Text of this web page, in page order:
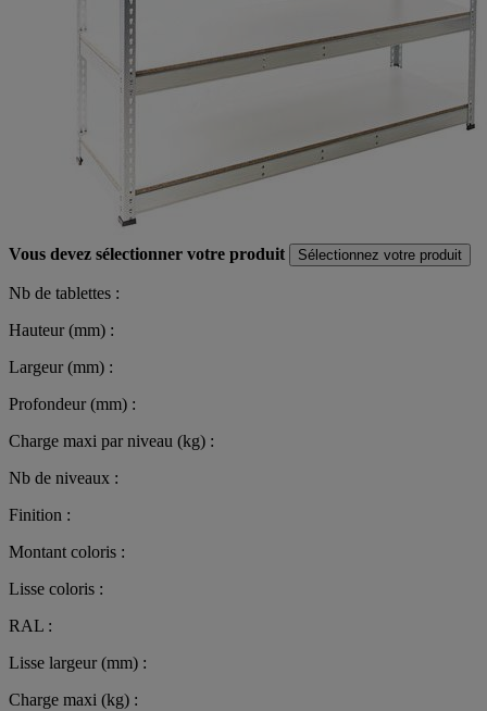
Vous devez sélectionner votre produit Sélectionnez votre produit
Nb de tablettes :
Hauteur (mm) :
Largeur (mm) :
Profondeur (mm) :
Charge maxi par niveau (kg) :
Nb de niveaux :
Finition :
Montant coloris :
Lisse coloris :
RAL :
Lisse largeur (mm) :
Charge maxi (kg) :